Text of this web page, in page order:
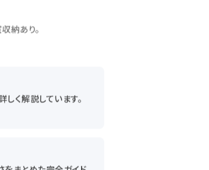
納あり。
く解説しています。